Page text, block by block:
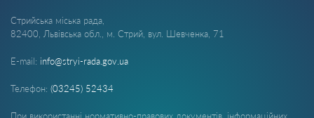
Стрийська міська рада,
82400, Львівська обл., м. Стрий, вул. Шевченка, 71
E-mail: info@stryi-rada.gov.ua
Телефон: (03245) 52434